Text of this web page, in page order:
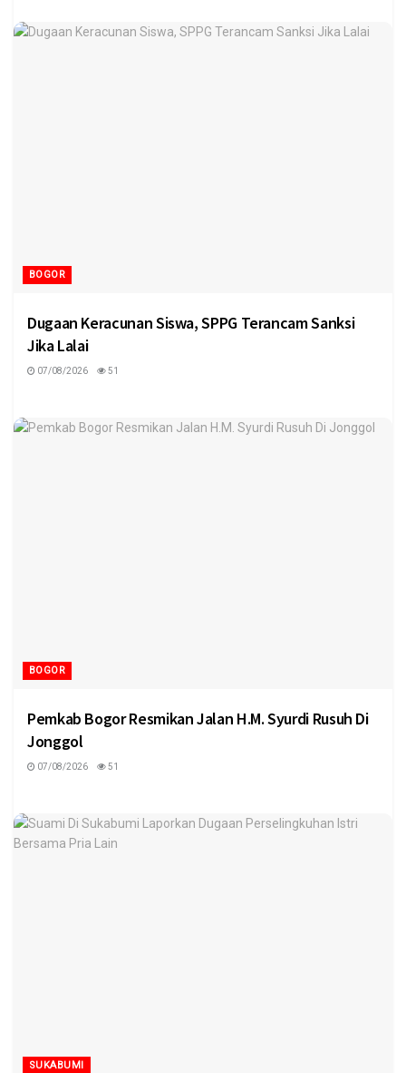
BOGOR
Dugaan Keracunan Siswa, SPPG Terancam Sanksi
Jika Lalai
07/08/2026 51
BOGOR
Pemkab Bogor Resmikan Jalan H.M. Syurdi Rusuh Di
Jonggol
07/08/2026 51
SUKABUMI